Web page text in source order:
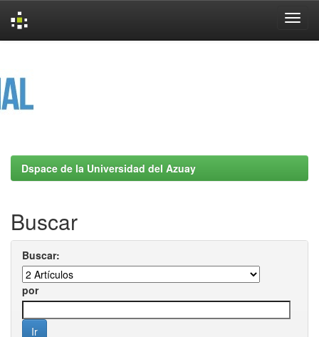
Dspace de la Universidad del Azuay
Buscar
Buscar:
por